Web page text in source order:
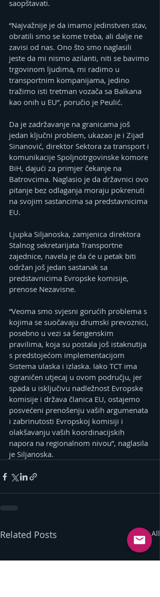
saopštavati.
“Najvažnije je da imamo jedinstven stav,
obratili smo se kome treba, ali dalje ne
zavisi od nas. Ono što smo naglasili
jeste da mi nismo azilanti, niti se bavimo
trgovinom ljudima, mi radimo u
transportnim kompanijama, jedino
tražimo isti tretman vozača sa Balkana
kao onih u EU”, poručio je Peulić.
Da je zadržavanje na granicama još
jedan ključni problem, ukazao je i Zijad
Sinanović, direktor Sektora za transport i
komunikacije Spoljnotrgovinske komore
BiH, dajući za primjer čekanje na
Batrovcima. Naglasio je da državnici ovo
pitanje bez odlaganja moraju pokrenuti
na svojim sastancima sa predstavnicima
EU.
Ljupka Siljanoska, zamjenica direktora
Stalnog sekretarijata Transportne
zajednice, navela je da će u petak biti
održan još jedan sastanak sa
predstavnicima Evropske komisije,
prenose Nezavisne.
“Veoma smo svjesni gorućih problema s
kojima se suočavaju drumski prevoznici,
posebno u vezi sa šengenskim
pravilima, koja su postala još istaknutija
s predstojećom implementacijom
Sistema ulaska i izlaska. Iako TCT ima
ograničen utjecaj u ovom području, jer
spada u isključivu nadležnost Evropske
komisije i država članica EU, ostajemo
posvećeni prenošenju vaših argumenata
i zabrinutosti Evropskoj komisiji i
olakšavanju vaših koordinacijskih
napora na regionalnom nivou”, naglasila
je Siljanoska.
Related Posts See All